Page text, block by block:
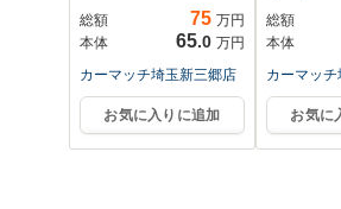
総額 75 万円
本体
65.0 万円
カーマッチ埼玉新三郷店
お気に入りに追加
総額
本体
カーマッ
お気に